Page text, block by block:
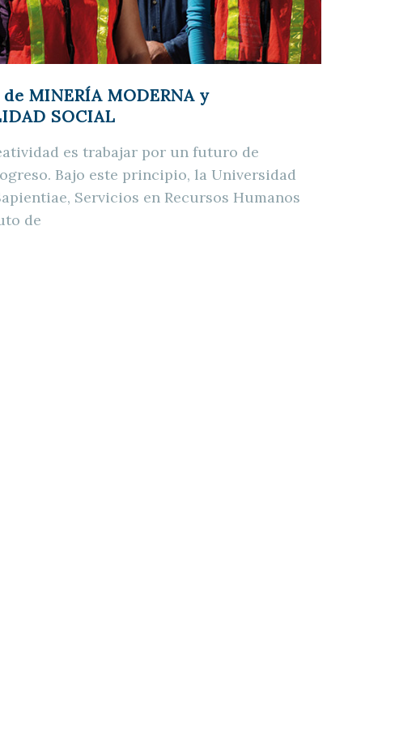
MINERÍA MODERNA y
SOCIAL
es trabajar por un futuro de
Bajo este principio, la Universidad
Servicios en Recursos Humanos
de